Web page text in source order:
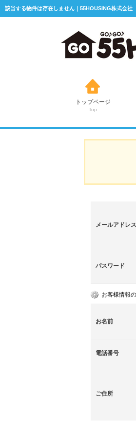
該当する物件は存在しません｜55HOUSING株式会社
トップページ
Top
メールアドレス
パスワード
お客様情報
お名前
電話番号
ご住所